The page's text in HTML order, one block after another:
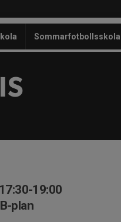
Sommarfotbollsskola
19:00
plan